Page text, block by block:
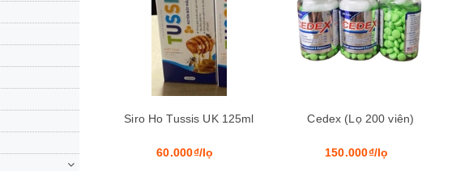
Siro Ho Tussis UK 125ml
60.000₫/lọ
Cedex (Lọ 200 viên)
150.000₫/lọ